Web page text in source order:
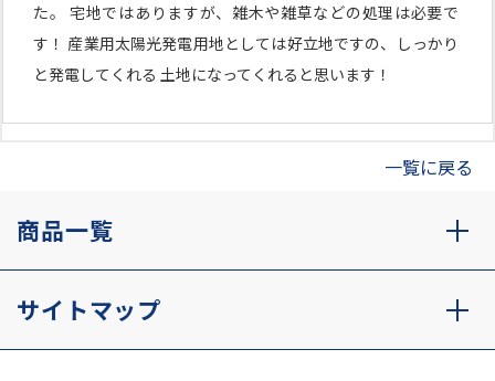
た。 宅地ではありますが、雑木や雑草などの処理は必要で
す！ 産業用太陽光発電用地としては好立地ですの、しっかり
と発電してくれる 土地になってくれると思います！
一覧に戻る
商品一覧
サイトマップ